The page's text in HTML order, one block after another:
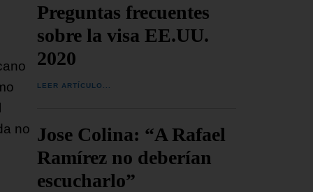
no
Preguntas frecuentes
sobre la visa EE.UU.
2020
LEER ARTÍCULO...
Jose Colina: “A Rafael
Ramírez no deberían
escucharlo”